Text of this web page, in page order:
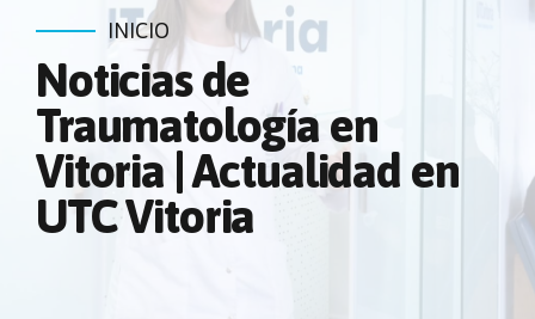
INICIO
Noticias de
Traumatología en
Vitoria | Actualidad en
UTC Vitoria